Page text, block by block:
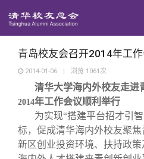
地区联络
年级联络
院系校友工作
回馈母校
捐赠项目
捐赠新闻
媒体平台
《清华校友通
百年清华
青岛校友会召开2014年工
2014-01-06 | 浏览 1061 次
清华大学海内外校友走进
2014年工作会议顺利举行
为实现“搭建平台招才引
标，促成清华海内外校友聚
新区创业投资环境、扶持政